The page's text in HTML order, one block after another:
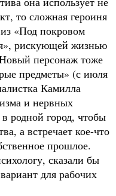
то сложная героиня
«Под покровом
рискующей жизнью
персонаж тоже
предметы» (с июля
Камилла
и нервных
родной город, чтобы
а встречает кое-что
прошлое.
сказали бы
для рабочих